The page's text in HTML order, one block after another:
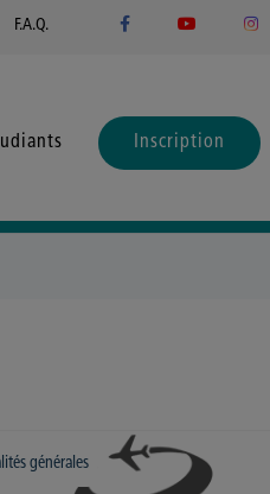
F.A.Q.
Inscription
générales